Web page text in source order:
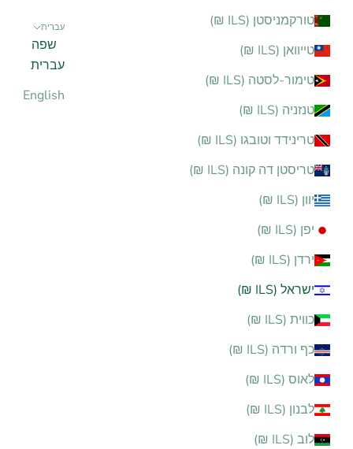
טורקמניסטן (ILS ₪)
טייוואן (ILS ₪)
טימור-לסטה (ILS ₪)
טנזניה (ILS ₪)
טרינידד וטובגו (ILS ₪)
טריסטן דה קונה (ILS ₪)
יוון (ILS ₪)
יפן (ILS ₪)
ירדן (ILS ₪)
ישראל (ILS ₪)
כווית (ILS ₪)
כף ורדה (ILS ₪)
לאוס (ILS ₪)
לבנון (ILS ₪)
לוב (ILS ₪)
עברית
שפה
עברית
English